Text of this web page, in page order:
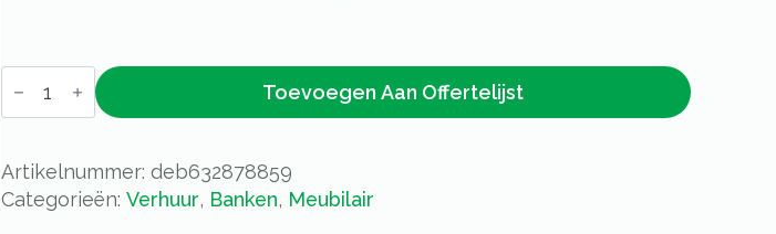
Terras
bankje
Emu
129x74cm
-
Taupe
Toevoegen Aan Offertelijst
Artikelnummer: deb632878859
Categorieën: Verhuur, Banken, Meubilair